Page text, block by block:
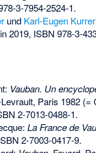
3-7954-2524-1.
und Karl-Eugen Kurrer
2019, ISBN 978-3-
Vauban. Un
Paris 1982 (=
2-7013-0488-1.
La France de
2-7003-0417-9.